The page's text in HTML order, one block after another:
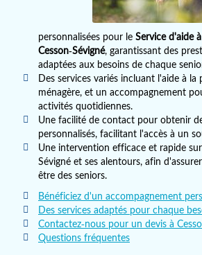
personnalisées pour le Service d'aide
Cesson-Sévigné, garantissant des
adaptées aux besoins de chaque
Des services variés incluant l'aide à la
ménagère, et un accompagnement
activités quotidiennes.
Une facilité de contact pour obtenir
personnalisés, facilitant l'accès à un
Une intervention efficace et rapide
Sévigné et ses alentours, afin
être des seniors.
Bénéficiez d'un accompagnement
Des services adaptés pour chaque
Contactez-nous pour un devis à
Questions fréquentes